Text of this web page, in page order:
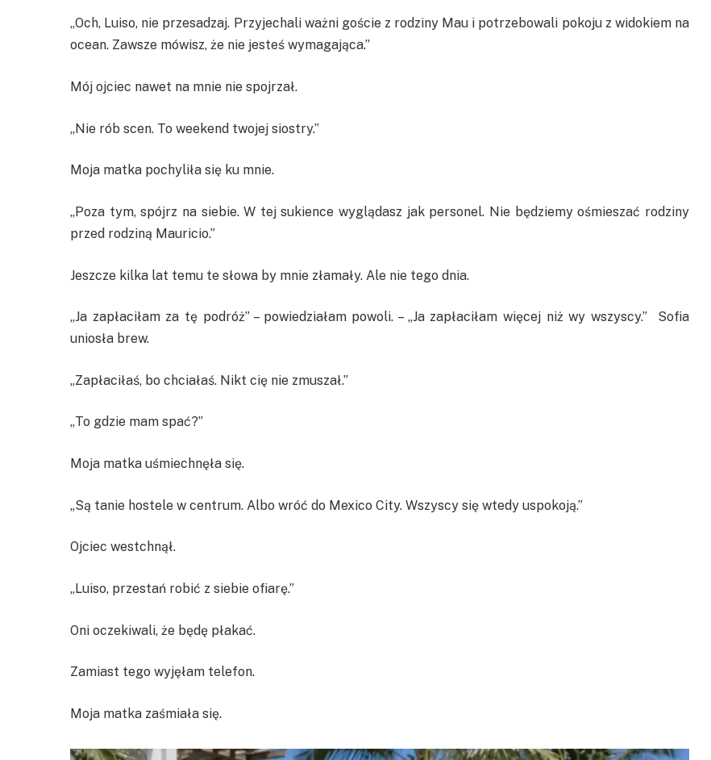
„Och, Luiso, nie przesadzaj. Przyjechali ważni goście z rodziny Mau i potrzebowali pokoju z widokiem na
ocean. Zawsze mówisz, że nie jesteś wymagająca.”
Mój ojciec nawet na mnie nie spojrzał.
„Nie rób scen. To weekend twojej siostry.”
Moja matka pochyliła się ku mnie.
„Poza tym, spójrz na siebie. W tej sukience wyglądasz jak personel. Nie będziemy ośmieszać rodziny
przed rodziną Mauricio.”
Jeszcze kilka lat temu te słowa by mnie złamały. Ale nie tego dnia.
„Ja zapłaciłam za tę podróż” – powiedziałam powoli. – „Ja zapłaciłam więcej niż wy wszyscy.” Sofia
uniosła brew.
„Zapłaciłaś, bo chciałaś. Nikt cię nie zmuszał.”
„To gdzie mam spać?”
Moja matka uśmiechnęła się.
„Są tanie hostele w centrum. Albo wróć do Mexico City. Wszyscy się wtedy uspokoją.”
Ojciec westchnął.
„Luiso, przestań robić z siebie ofiarę.”
Oni oczekiwali, że będę płakać.
Zamiast tego wyjęłam telefon.
Moja matka zaśmiała się.